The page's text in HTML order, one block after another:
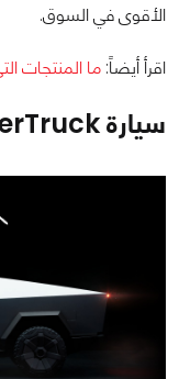
الأقوى في السوق.
اقرأ أيضاً: ما المنتجات
سيارة Tesla CyberTruck